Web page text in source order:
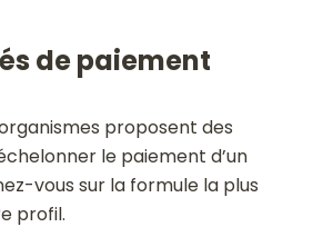
de paiement
proposent des
le paiement d’un
vous sur la formule la plus
profil.